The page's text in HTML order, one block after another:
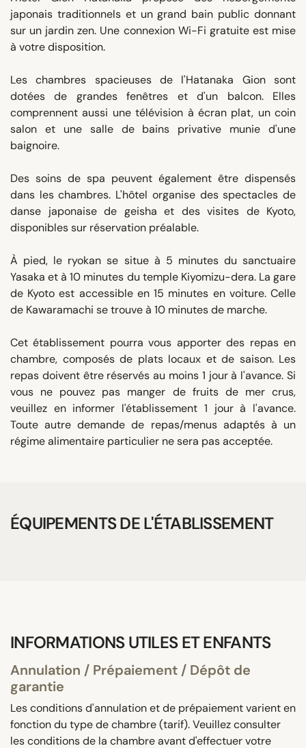
japonais traditionnels et un grand bain public donnant
sur un jardin zen. Une connexion Wi-Fi gratuite est mise
à votre disposition.
Les chambres spacieuses de l'Hatanaka Gion sont
dotées de grandes fenêtres et d'un balcon. Elles
comprennent aussi une télévision à écran plat, un coin
salon et une salle de bains privative munie d'une
baignoire.
Des soins de spa peuvent également être dispensés
dans les chambres. L'hôtel organise des spectacles de
danse japonaise de geisha et des visites de Kyoto,
disponibles sur réservation préalable.
À pied, le ryokan se situe à 5 minutes du sanctuaire
Yasaka et à 10 minutes du temple Kiyomizu-dera. La gare
de Kyoto est accessible en 15 minutes en voiture. Celle
de Kawaramachi se trouve à 10 minutes de marche.
Cet établissement pourra vous apporter des repas en
chambre, composés de plats locaux et de saison. Les
repas doivent être réservés au moins 1 jour à l'avance. Si
vous ne pouvez pas manger de fruits de mer crus,
veuillez en informer l'établissement 1 jour à l'avance.
Toute autre demande de repas/menus adaptés à un
régime alimentaire particulier ne sera pas acceptée.
ÉQUIPEMENTS DE L'ÉTABLISSEMENT
INFORMATIONS UTILES ET ENFANTS
Annulation / Prépaiement / Dépôt de
garantie
Les conditions d'annulation et de prépaiement varient en
fonction du type de chambre (tarif). Veuillez consulter
les conditions de la chambre avant d'effectuer votre